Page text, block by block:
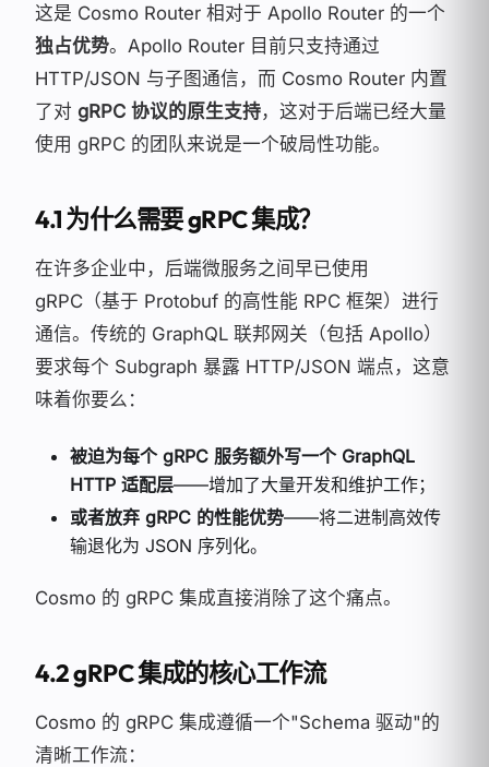
这是 Cosmo Router 相对于 Apollo Router 的一个
独占优势。Apollo Router 目前只支持通过
HTTP/JSON 与子图通信，而 Cosmo Router 内置
了对 gRPC 协议的原生支持，这对于后端已经大量
使用 gRPC 的团队来说是一个破局性功能。
4.1 为什么需要 gRPC 集成？
在许多企业中，后端微服务之间早已使用
gRPC（基于 Protobuf 的高性能 RPC 框架）进行
通信。传统的 GraphQL 联邦网关（包括 Apollo）
要求每个 Subgraph 暴露 HTTP/JSON 端点，这意
味着你要么：
被迫为每个 gRPC 服务额外写一个 GraphQL
HTTP 适配层——增加了大量开发和维护工作；
或者放弃 gRPC 的性能优势——将二进制高效传
输退化为 JSON 序列化。
Cosmo 的 gRPC 集成直接消除了这个痛点。
4.2 gRPC 集成的核心工作流
Cosmo 的 gRPC 集成遵循一个"Schema 驱动"的
清晰工作流：